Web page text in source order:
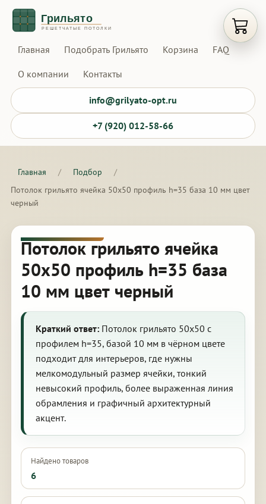
Главная Подобрать Грильято Корзина FAQ
О компании Контакты
info@grilyato-opt.ru
+7 (920) 012-58-66
Главная / Подбор
/
Потолок грильято ячейка 50х50 профиль h=35 база 10 мм цвет
черный
Потолок грильято ячейка
50х50 профиль h=35 база
10 мм цвет черный
Краткий ответ:Потолок грильято 50х50 с
профилем h=35, базой 10 мм в чёрном цвете
подходит для интерьеров, где нужны
мелкомодульный размер ячейки, тонкий
невысокий профиль, более выраженная линия
обрамления и графичный архитектурный
акцент.
Найдено товаров
6